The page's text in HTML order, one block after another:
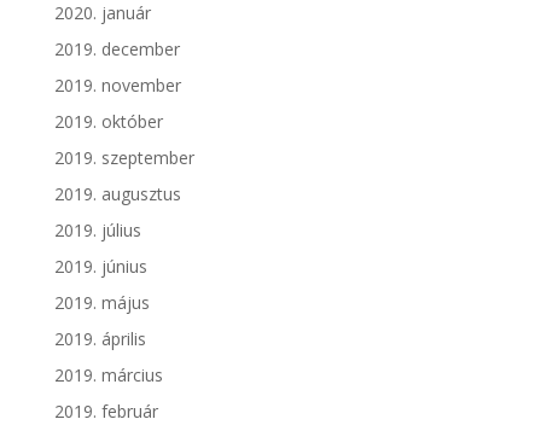
2020. január
2019. december
2019. november
2019. október
2019. szeptember
2019. augusztus
2019. július
2019. június
2019. május
2019. április
2019. március
2019. február